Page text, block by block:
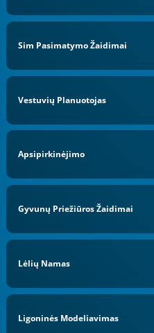
Sim Pasimatymo Žaidimai
Vestuvių Planuotojas
Apsipirkinėjimo
Gyvunų Priežiūros Žaidimai
Lėlių Namas
Ligoninės Modeliavimas